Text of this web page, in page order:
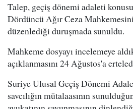
Talep, geçiş dönemi adaleti
Dördüncü Ağır Ceza
düzenlediği duruşmada sunuldu.
Mahkeme dosyayı incelemeye
açıklanmasını 24 Ağustos'a
Suriye Ulusal Geçiş Dönemi
savcılığın mütalaasının